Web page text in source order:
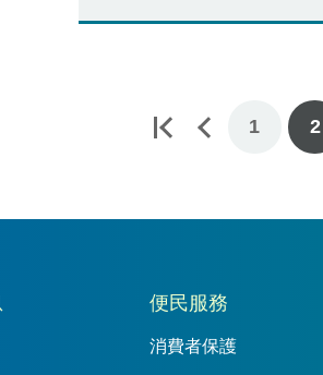
1 2
便民服務
消費者保護